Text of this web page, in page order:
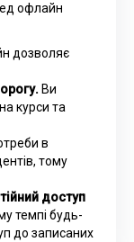
офлайн
дозволяє
Ви
курси та
в
тому
доступ
темпі будь-
до записаних